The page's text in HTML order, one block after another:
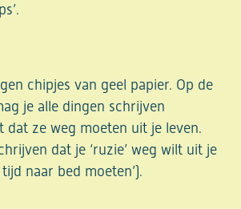
chipjes van geel papier. Op de
je alle dingen schrijven
dat ze weg moeten uit je leven.
dat je ‘ruzie’ weg wilt uit je
naar bed moeten’).